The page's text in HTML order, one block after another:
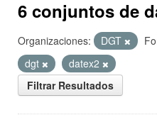
6 conjuntos de
Organizaciones: DGT
dgt
datex2
Filtrar Resultados